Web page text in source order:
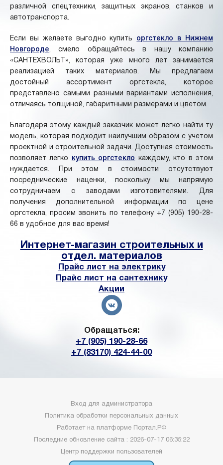
различной спецтехники, защитных экранов, станков и
автотранспорта.
Если вы желаете выгодно купить оргстекло в Нижнем
Новгороде, смело обращайтесь в нашу компанию
«САНТЕХВОЛЬТ», которая уже много лет занимается
реализацией таких материалов. Мы предлагаем
достойный ассортимент оргстекла, которое
представлено самыми разными вариантами исполнения,
отличаясь толщиной, габаритными размерами и цветом.
Благодаря этому каждый заказчик может легко найти ту
модель, которая подходит наилучшим образом с учетом
проектной и строительной задачи. Доступная стоимость
позволяет легко купить оргстекло каждому, кто в этом
нуждается. При этом в стоимости отсутствуют
посреднические наценки, поскольку мы напрямую
сотрудничаем с заводами изготовителями. Для
получения дополнительной информации по цене
оргстекла, просим звонить по телефону +7 (905) 190-28-
66 в удобное для вас время!
Интернет-магазин строительных и
отдел. материалов
Прайс лист на электрику
Прайс лист на сантехнику
Акции
Обращаться:
+7 (905) 190-28-66
+7 (83170) 424-44-00
Вход для администратора
Политика обработки персональных данных
Работает на платформе
Портал.РФ
Последние обновление сайта : 2026-07-17 06:35:22
Центр поддержки пользователей